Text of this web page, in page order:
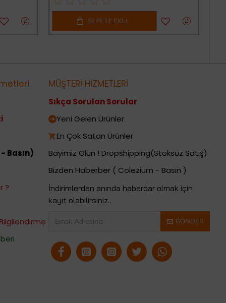
SEPETE EKLE
Basın)
?
MÜŞTERİ HİZMETLERİ
Sıkça Sorulan Sorular
Yeni Gelen Ürünler
En Çok Satan Ürünler
Bayimiz Olun ! Dropshipping(Stoksuz Satış)
Bizden Haberber ( Colezium - Basın )
İndirimlerden anında haberdar olmak için
kayıt olabilirsiniz..
GÖNDER